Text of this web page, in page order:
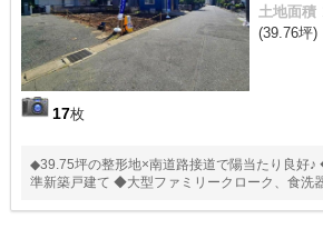
17枚
土地面積
(39.76坪)
◆39.75坪の整形地×南道路接道で陽当たり良好
準新築戸建て ◆大型ファミリークローク、食洗